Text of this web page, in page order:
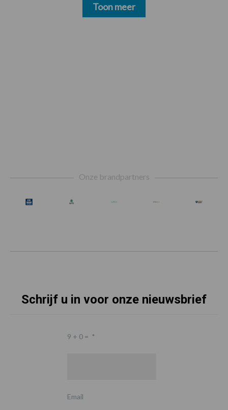
Toon meer
Onze brandpartners
Schrijf u in voor onze nieuwsbrief
9 + 0 = *
Email